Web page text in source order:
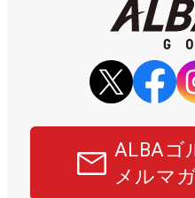
ALBAゴ
メルマ